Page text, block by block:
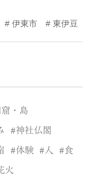
・棚田
伊東市 東伊豆
・島
神社仏閣
体験 人 食
火